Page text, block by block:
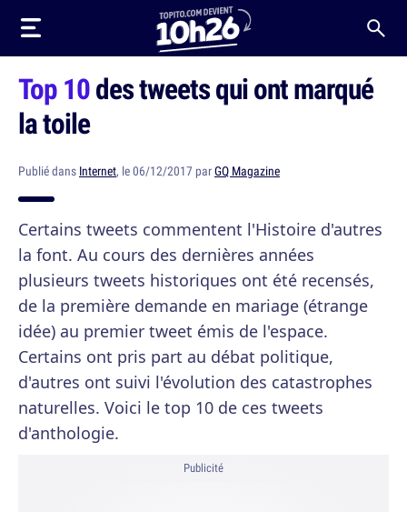
Top 10des tweets qui ont marqué
la toile
Publié dans Internet, le 06/12/2017 parGQ Magazine
Certains tweets commentent l'Histoire d'autres
la font. Au cours des dernières années
plusieurs tweets historiques ont été recensés,
de la première demande en mariage (étrange
idée) au premier tweet émis de l'espace.
Certains ont pris part au débat politique,
d'autres ont suivi l'évolution des catastrophes
naturelles. Voici le top 10 de ces tweets
d'anthologie.
Publicité